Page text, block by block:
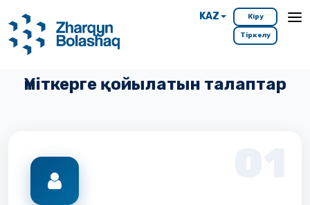
KAZ Кіру
Тіркелу
Үміткерге қойылатын талаптар